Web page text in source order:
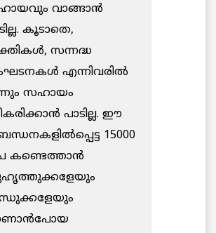
വാങ്ങാന്‍
കൂടാതെ,
സന്നദ്ധ
എന്നിവരില്‍
സഹായം
പാടില്ല. ഈ
15000
കണ്ടെത്താന്‍